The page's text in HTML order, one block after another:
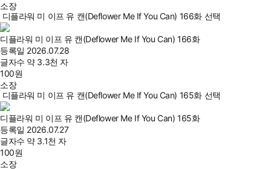
소장
디플라워 미 이프 유 캔(Deflower Me If You Can) 166화 선택
디플라워 미 이프 유 캔(Deflower Me If You Can) 166화
등록일 2026.07.28
글자수 약 3.3천 자
100원
소장
디플라워 미 이프 유 캔(Deflower Me If You Can) 165화 선택
디플라워 미 이프 유 캔(Deflower Me If You Can) 165화
등록일 2026.07.27
글자수 약 3.1천 자
100원
소장